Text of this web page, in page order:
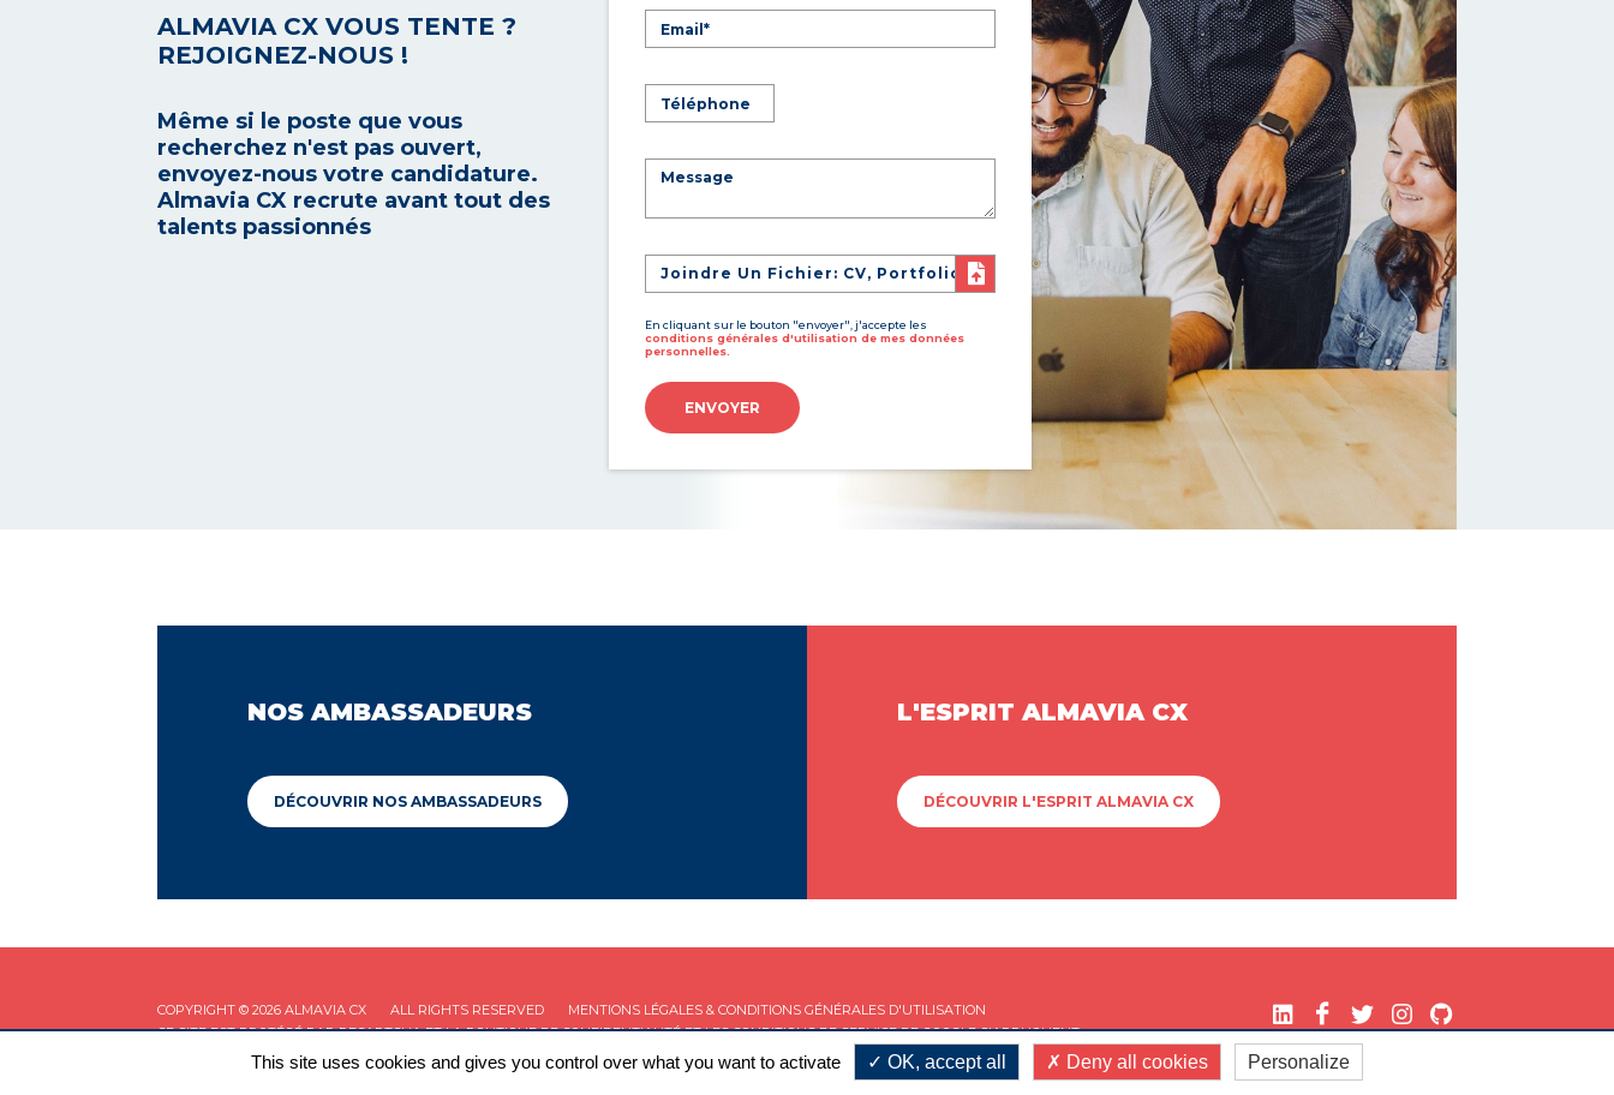
ALMAVIA CX VOUS TENTE ?
REJOIGNEZ-NOUS !
Même si le poste que vous
recherchez n'est pas ouvert,
envoyez-nous votre candidature.
Almavia CX recrute avant tout des
talents passionnés
Joindre Un Fichier: CV, Portfolio
En cliquant sur le bouton "envoyer", j'accepte les
conditions générales d'utilisation de mes données
personnelles.
ENVOYER
NOS AMBASSADEURS
DÉCOUVRIR NOS AMBASSADEURS
L'ESPRIT ALMAVIA CX
DÉCOUVRIR L'ESPRIT ALMAVIA CX
COPYRIGHT © 2026 ALMAVIA CX ALL RIGHTS RESERVED
MENTIONS LÉGALES & CONDITIONS GÉNÉRALES D'UTILISATION
CE SITE EST PROTÉGÉ PAR RECAPTCHA ET LAPOLITIQUE DE CONFIDENTIALITÉET LESCONDITIONS DE SERVICEDE GOOGLE S'APPLIQUENT.
This site uses cookies and gives you control over what you want to activate OK, accept all Deny all cookies Personalize